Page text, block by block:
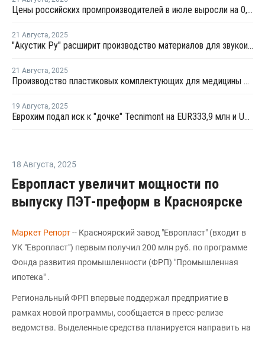
Цены российских промпроизводителей в июле выросли на 0,9%
21 Августа, 2025
"Акустик Ру" расширит производство материалов для звукоизоляции и акустики
21 Августа, 2025
Производство пластиковых комплектующих для медицины открыли в Тульской области
19 Августа, 2025
Еврохим подал иск к "дочке" Tecnimont на EUR333,9 млн и USD6,3 млн
18 Августа, 2025
Европласт увеличит мощности по
выпуску ПЭТ-преформ в Красноярске
Маркет Репорт-- Красноярский завод "Европласт" (входит в
УК "Европласт") первым получил 200 млн руб. по программе
Фонда развития промышленности (ФРП) "Промышленная
ипотека" .
Региональный ФРП впервые поддержал предприятие в
рамках новой программы, сообщается в пресс-релизе
ведомства. Выделенные средства планируется направить на